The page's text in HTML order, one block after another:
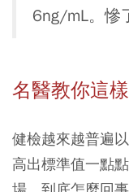
6ng/mL。慘
名醫教你這
健檢越來越普遍
高出標準值一點